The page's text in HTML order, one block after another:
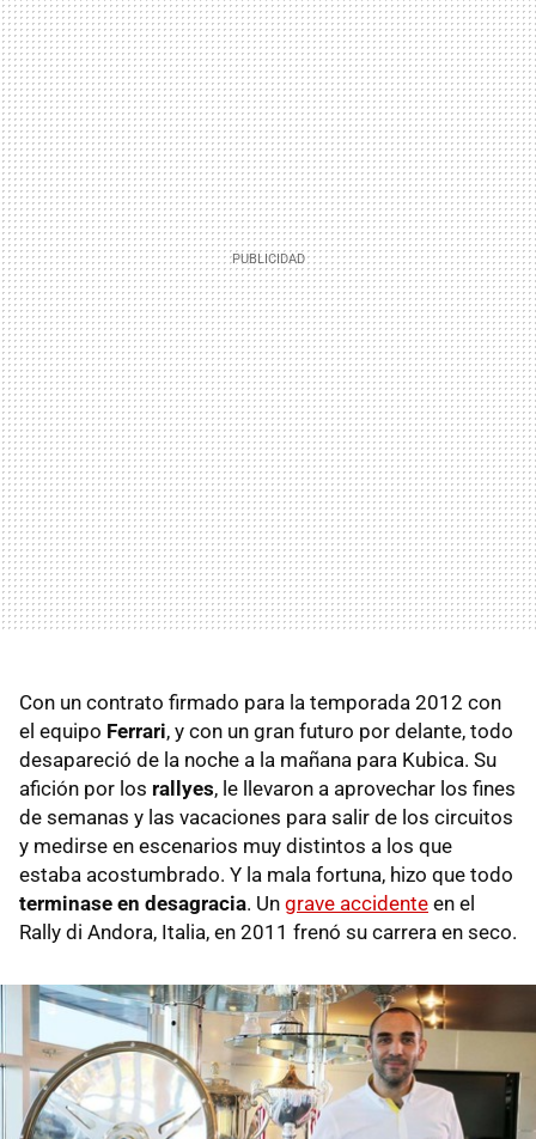
Con un contrato firmado para la temporada 2012 con
el equipo Ferrari, y con un gran futuro por delante, todo
desapareció de la noche a la mañana para Kubica. Su
afición por los rallyes, le llevaron a aprovechar los fines
de semanas y las vacaciones para salir de los circuitos
y medirse en escenarios muy distintos a los que
estaba acostumbrado. Y la mala fortuna, hizo que todo
terminase en desagracia. Un grave accidente en el
Rally di Andora, Italia, en 2011 frenó su carrera en seco.